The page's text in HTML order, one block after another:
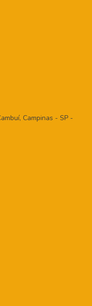
Campinas - SP -